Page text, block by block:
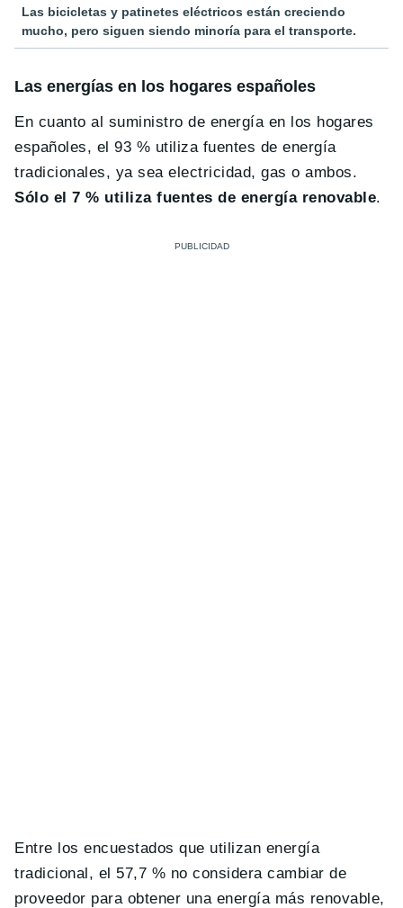
Las bicicletas y patinetes eléctricos están creciendo
mucho, pero siguen siendo minoría para el transporte.
Las energías en los hogares españoles
En cuanto al suministro de energía en los hogares
españoles, el 93 % utiliza fuentes de energía
tradicionales, ya sea electricidad, gas o ambos.
Sólo el 7 % utiliza fuentes de energía renovable.
Entre los encuestados que utilizan energía
tradicional, el 57,7 % no considera cambiar de
proveedor para obtener una energía más renovable,